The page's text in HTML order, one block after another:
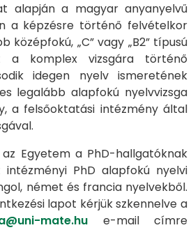
alapján a magyar anyanyelvű
a képzésre történő felvételkor
középfokú, „C” vagy „B2” típusú
a komplex vizsgára történő
idegen nyelv ismeretének
legalább alapfokú nyelvvizsga
a felsőoktatási intézmény által
Egyetem a PhD-hallgatóknak
PhD alapfokú nyelvi
német és francia nyelvekből.
lapot kérjük szkennelve a
mate.hu e-mail címre